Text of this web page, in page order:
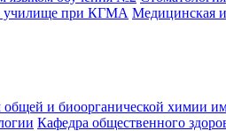
училище при КГМА Медицинская
и биоорганической химии
Кафедра общественного